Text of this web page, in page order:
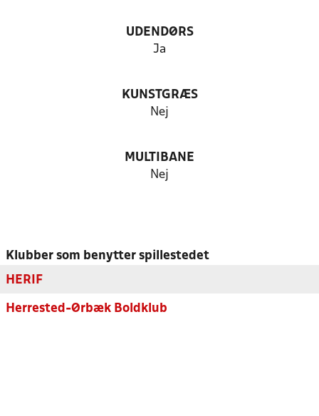
UDENDØRS
Ja
KUNSTGRÆS
Nej
MULTIBANE
Nej
Klubber som benytter spillestedet
HERIF
Herrested-Ørbæk Boldklub